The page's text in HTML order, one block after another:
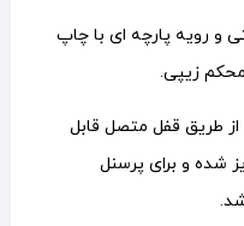
و رویه پارچه ای با چاپ
زیپی.
از طریق قفل متصل قابل
شده و برای پرسنل